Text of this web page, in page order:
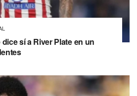
sí a River Plate en un